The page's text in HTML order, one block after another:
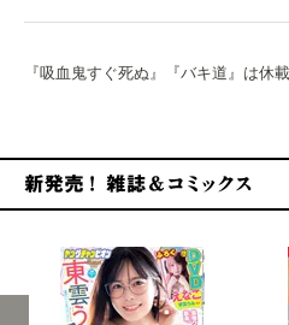
『吸血鬼すぐ死ぬ』『バキ道』は休載